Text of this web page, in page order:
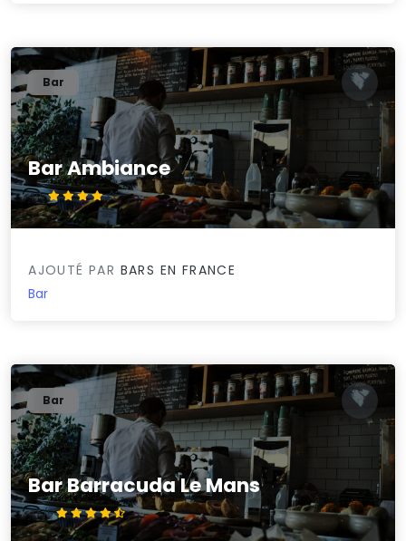
Bar Ambiance
4/5
Bar
AJOUTÉ PAR BARS EN FRANCE
Bar
Bar Barracuda Le Mans
4.5/5
Bar